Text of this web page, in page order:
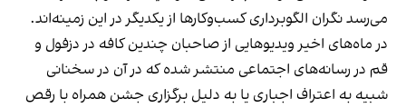
می‌رسد نگران الگوبرداری کسب‌وکارها از یکدیگر در این زمینه‌اند.
در ماه‌های اخیر ویدیوهایی از صاحبان چندین کافه در دزفول و
قم در رسانه‌های اجتماعی منتشر شده که در آن در سخنانی
شبیه به اعتراف اجباری یا به دلیل برگزاری جشن همراه با رقص